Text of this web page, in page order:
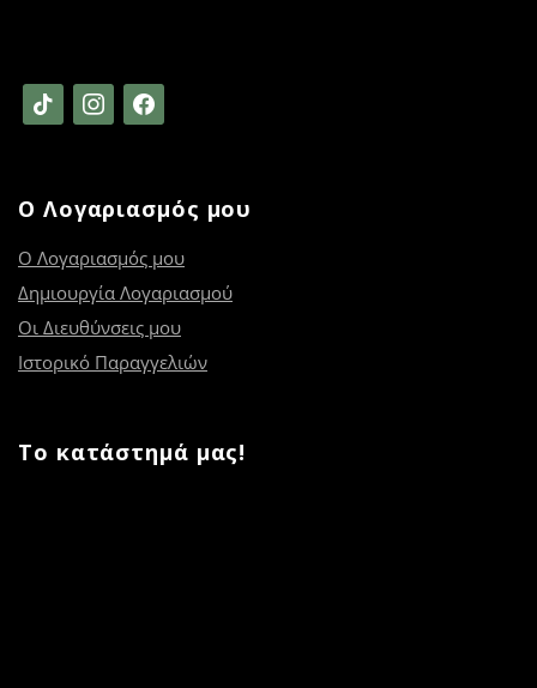
tiktok instagramfacebook
Ο Λογαριασμός μου
Ο Λογαριασμός μου
Δημιουργία Λογαριασμού
Οι Διευθύνσεις μου
Ιστορικό Παραγγελιών
Το κατάστημά μας!